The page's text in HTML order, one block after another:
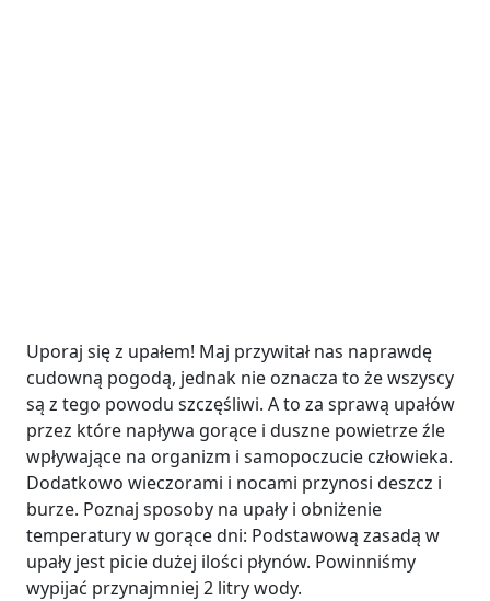
Uporaj się z upałem! Maj przywitał nas naprawdę
cudowną pogodą, jednak nie oznacza to że wszyscy
są z tego powodu szczęśliwi. A to za sprawą upałów
przez które napływa gorące i duszne powietrze źle
wpływające na organizm i samopoczucie człowieka.
Dodatkowo wieczorami i nocami przynosi deszcz i
burze. Poznaj sposoby na upały i obniżenie
temperatury w gorące dni: Podstawową zasadą w
upały jest picie dużej ilości płynów. Powinniśmy
wypijać przynajmniej 2 litry wody.